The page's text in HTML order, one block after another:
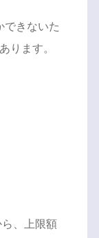
できないた
ります。
ら、上限額